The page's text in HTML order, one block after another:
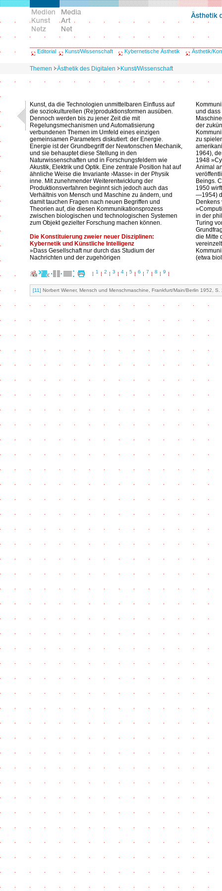
Editorial Kunst/Wissenschaft Kybernetische Ästhetik Ästhetik/
Themen Ästhetik des Digitalen Kunst/Wissenschaft
Kunst, da die Technologien unmittelbaren Einfluss auf
die soziokulturellen (Re)produktionsformen ausüben.
Dennoch werden bis zu jener Zeit die mit
Regelungsmechanismen und Automatisierung
verbundenen Themen im Umfeld eines einzigen
gemeinsamen Parameters diskutiert: der Energie.
Energie ist der Grundbegriff der Newtonschen Mechanik,
und sie behauptet diese Stellung in den
Naturwissenschaften und in Forschungsfeldern wie
Akustik, Elektrik und Optik. Eine zentrale Position hat auf
ähnliche Weise die Invariante ›Masse‹ in der Physik
inne. Mit zunehmender Weiterentwicklung der
Produktionsverfahren beginnt sich jedoch auch das
Verhältnis von Mensch und Maschine zu ändern, und
damit tauchen Fragen nach neuen Begriffen und
Theorien auf, die diesen Kommunikationsprozess
zwischen biologischen und technologischen Systemen
zum Objekt gezielter Forschung machen können.
Die Konstituierung zweier neuer Disziplinen:
Kybernetik und Künstliche Intelligenz
»Dass Gesellschaft nur durch das Studium der
Nachrichten und der zugehörigen
und dass
der
zu
1964),
1948
Animal
Beings.
1950
—1954)
Denkens
in der
Turing
die Mitte
(etwa
1 2 3 4 5 6 7 8 9
[11] Norbert Wiener, Mensch und Menschmaschine, Frankfurt/Main/Berlin 1952,